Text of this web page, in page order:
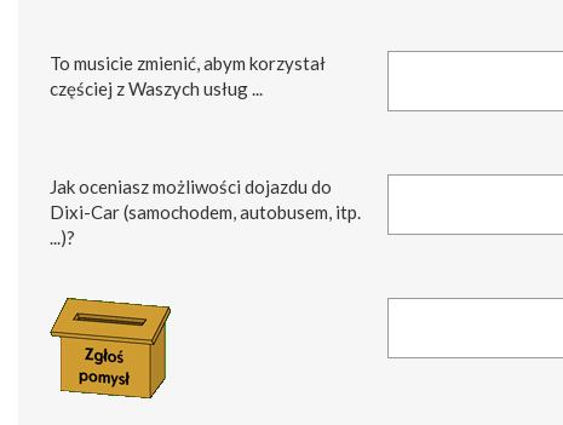
To musicie zmienić, abym korzystał
częściej z Waszych usług ...
Jak oceniasz możliwości dojazdu do
Dixi-Car (samochodem, autobusem, itp.
...)?